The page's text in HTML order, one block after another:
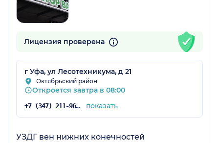
Лицензия проверена
г Уфа, ул Лесотехникума, д 21
Октябрьский район
Откроется завтра в 08:00
+7 (347) 211-96-43 показать
УЗДГ вен нижних конечностей